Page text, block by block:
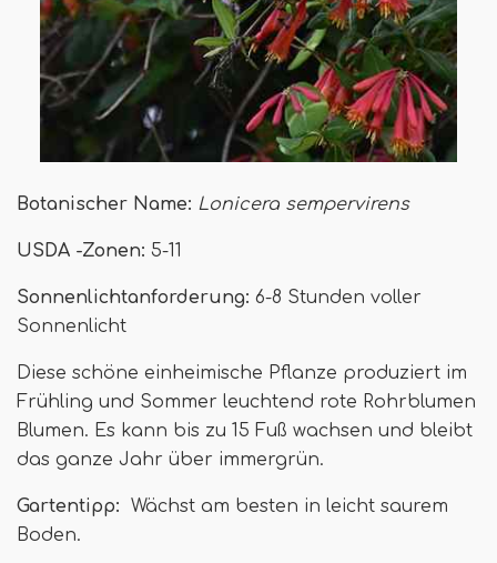
Botanischer Name: Lonicera sempervirens
USDA -Zonen: 5-11
Sonnenlichtanforderung: 6-8 Stunden voller
Sonnenlicht
Diese schöne einheimische Pflanze produziert im
Frühling und Sommer leuchtend rote Rohrblumen
Blumen. Es kann bis zu 15 Fuß wachsen und bleibt
das ganze Jahr über immergrün.
Gartentipp:
Wächst am besten in leicht saurem
Boden.